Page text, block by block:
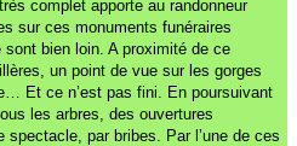
complet apporte au randonneur
sur ces monuments funéraires
bien loin. A proximité de ce
un point de vue sur les gorges
Et ce n’est pas fini. En poursuivant
les arbres, des ouvertures
par bribes. Par l’une de ces